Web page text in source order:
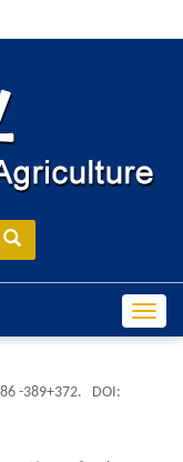
-389+372.
DOI: